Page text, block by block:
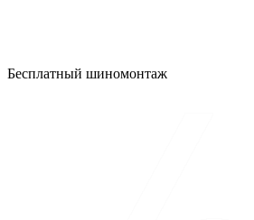
Бесплатный шиномонтаж